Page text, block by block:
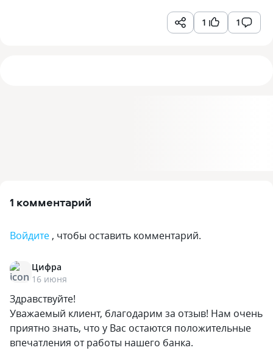
1 1
1 комментарий
Войдите , чтобы оставить комментарий.
Цифра
16 июня
Здравствуйте!
Уважаемый клиент, благодарим за отзыв! Нам очень
приятно знать, что у Вас остаются положительные
впечатления от работы нашего банка.